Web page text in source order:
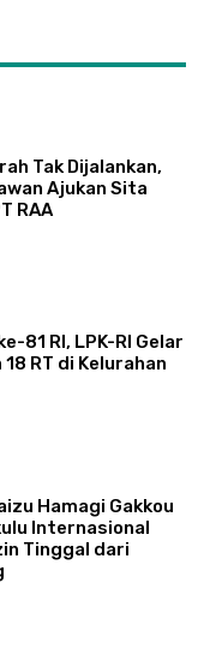
Tak Dijalankan,
Ajukan Sita
RAA
81 RI, LPK-RI Gelar
RT di Kelurahan
Hamagi Gakkou
Internasional
Tinggal dari